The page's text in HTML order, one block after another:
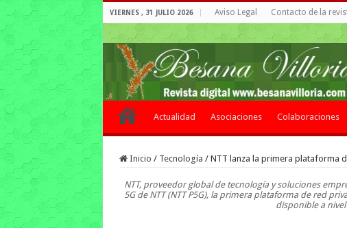
VIERNES , 31 JULIO 2026 Aviso Legal Contacto de la
Actualidad Asociaciones Colaboraciones
Inicio / Tecnología / NTT lanza la primera plataforma
NTT, proveedor global de tecnología y soluciones
5G de NTT (NTT P5G), la primera plataforma de red
disponible a